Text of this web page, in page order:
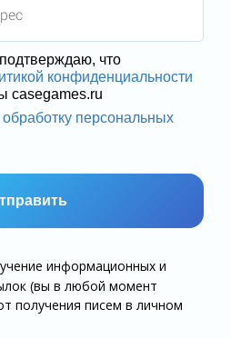
что
конфиденциальности
casegames.ru​
персональных
информационных и
(вы в любой момент
получения писем в личном